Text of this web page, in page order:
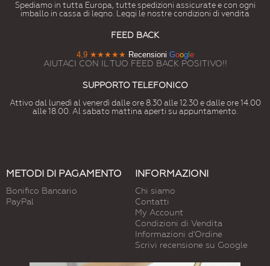
Spediamo in tutta Europa, tutte spedizioni assicurate e con ogni
imballo in cassa di legno. Leggi le nostre condizioni di vendita
FEED BACK
4,9 ★★★★★ Recensioni Googl e
AIUTACI CON IL TUO FEED BACK POSITIVO!!
SUPPORTO TELEFONICO
Attivo dal lunedì al venerdì dalle ore 8.30 alle 12.30 e dalle ore 14.00
alle 18.00. Al sabato mattina aperti su appuntamento.
METODI DI PAGAMENTO
Bonifico Bancario
PayPal
INFORMAZIONI
Chi siamo
Contatti
My Account
Condizioni di Vendita
Informazioni d'Ordine
Scrivi recensione su Google